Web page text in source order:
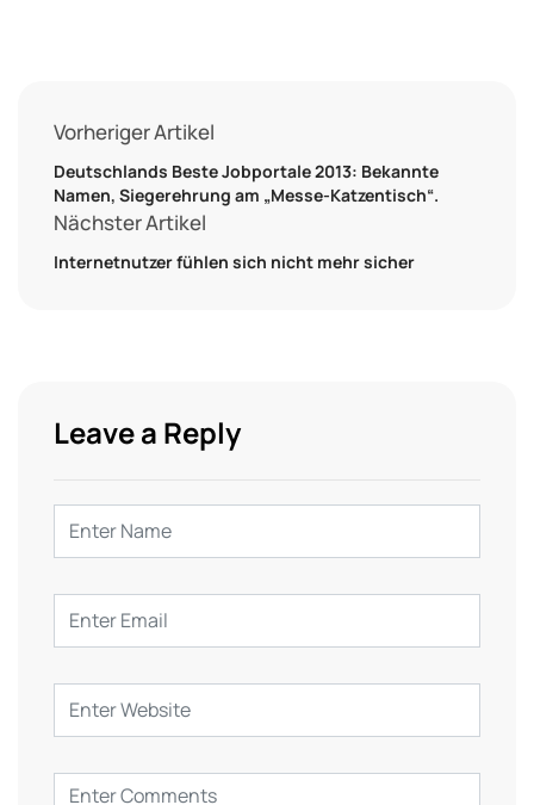
Vorheriger Artikel
Deutschlands Beste Jobportale 2013: Bekannte
Namen, Siegerehrung am „Messe-Katzentisch“.
Nächster Artikel
Internetnutzer fühlen sich nicht mehr sicher
Leave a Reply